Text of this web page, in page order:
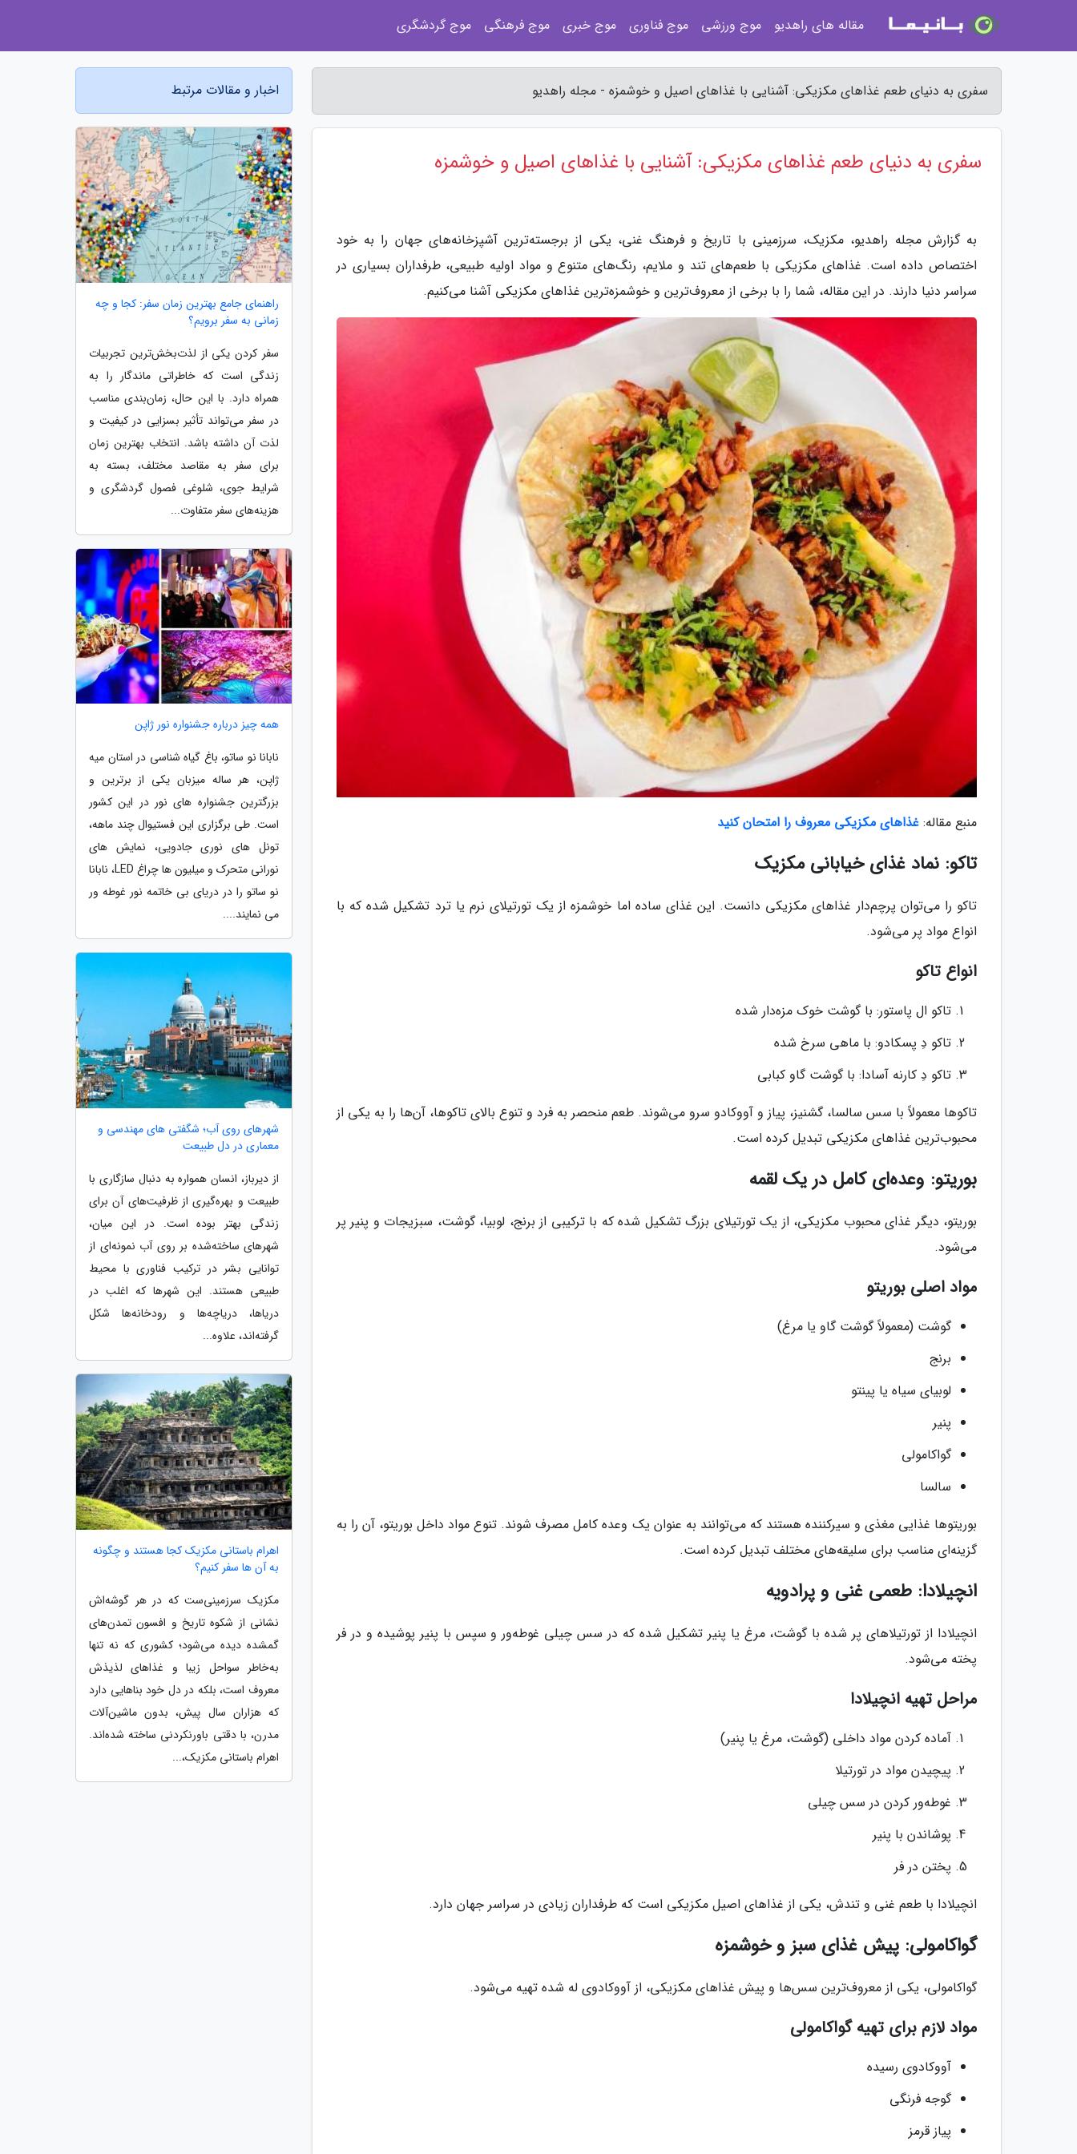
سفری به دنیای طعم غذاهای مکزیکی: آشنایی با غذاهای اصیل و خوشمزه - مجله راهدیو
سفری به دنیای طعم غذاهای مکزیکی: آشنایی با غذاهای اصیل و خوشمزه
به گزارش مجله راهدیو، مکزیک، سرزمینی با تاریخ و فرهنگ غنی، یکی از برجسته‌ترین آشپزخانه‌های جهان را به خود
اختصاص داده است. غذاهای مکزیکی با طعم‌های تند و ملایم، رنگ‌های متنوع و مواد اولیه طبیعی، طرفداران بسیاری در
سراسر دنیا دارند. در این مقاله، شما را با برخی از معروف‌ترین و خوشمزه‌ترین غذاهای مکزیکی آشنا می‌کنیم.
منبع مقاله: غذاهای مکزیکی معروف را امتحان کنید
تاکو: نماد غذای خیابانی مکزیک
تاکو را می‌توان پرچم‌دار غذاهای مکزیکی دانست. این غذای ساده اما خوشمزه از یک تورتیلای نرم یا ترد تشکیل شده که با
انواع مواد پر می‌شود.
انواع تاکو
تاکو ال پاستور: با گوشت خوک مزه‌دار شده
تاکو دِ پسکادو: با ماهی سرخ شده
تاکو دِ کارنه آسادا: با گوشت گاو کبابی
تاکوها معمولاً با سس سالسا، گشنیز، پیاز و آووکادو سرو می‌شوند. طعم منحصر به فرد و تنوع بالای تاکوها، آن‌ها را به یکی از
محبوب‌ترین غذاهای مکزیکی تبدیل کرده است.
بوریتو: وعده‌ای کامل در یک لقمه
بوریتو، دیگر غذای محبوب مکزیکی، از یک تورتیلای بزرگ تشکیل شده که با ترکیبی از برنج، لوبیا، گوشت، سبزیجات و پنیر پر
می‌شود.
مواد اصلی بوریتو
گوشت (معمولاً گوشت گاو یا مرغ)
برنج
لوبیای سیاه یا پینتو
پنیر
گواکامولی
سالسا
بوریتوها غذایی مغذی و سیرکننده هستند که می‌توانند به عنوان یک وعده کامل مصرف شوند. تنوع مواد داخل بوریتو، آن را به
گزینه‌ای مناسب برای سلیقه‌های مختلف تبدیل کرده است.
انچیلادا: طعمی غنی و پرادویه
انچیلادا از تورتیلاهای پر شده با گوشت، مرغ یا پنیر تشکیل شده که در سس چیلی غوطه‌ور و سپس با پنیر پوشیده و در فر
پخته می‌شود.
مراحل تهیه انچیلادا
آماده کردن مواد داخلی (گوشت، مرغ یا پنیر)
پیچیدن مواد در تورتیلا
غوطه‌ور کردن در سس چیلی
پوشاندن با پنیر
پختن در فر
انچیلادا با طعم غنی و تندش، یکی از غذاهای اصیل مکزیکی است که طرفداران زیادی در سراسر جهان دارد.
گواکامولی: پیش غذای سبز و خوشمزه
گواکامولی، یکی از معروف‌ترین سس‌ها و پیش غذاهای مکزیکی، از آووکادوی له شده تهیه می‌شود.
مواد لازم برای تهیه گواکامولی
آووکادوی رسیده
گوجه فرنگی
پیاز قرمز
اخبار و مقالات مرتبط
راهنمای جامع بهترین زمان سفر: کجا و چه
زمانی به سفر برویم؟
سفر کردن یکی از لذت‌بخش‌ترین تجربیات
زندگی است که خاطراتی ماندگار را به
همراه دارد. با این حال، زمان‌بندی مناسب
در سفر می‌تواند تأثیر بسزایی در کیفیت و
لذت آن داشته باشد. انتخاب بهترین زمان
برای سفر به مقاصد مختلف، بسته به
شرایط جوی، شلوغی فصول گردشگری و
هزینه‌های سفر متفاوت...
همه چیز درباره جشنواره نور ژاپن
نابانا نو ساتو، باغ گیاه شناسی در استان میه
ژاپن، هر ساله میزبان یکی از برترین و
بزرگترین جشنواره های نور در این کشور
است. طی برگزاری این فستیوال چند ماهه،
تونل های نوری جادویی، نمایش های
نورانی متحرک و میلیون ها چراغ LED، نابانا
نو ساتو را در دریای بی خاتمه نور غوطه ور
می نمایند....
شهرهای روی آب؛ شگفتی های مهندسی و
معماری در دل طبیعت
از دیرباز، انسان همواره به دنبال سازگاری با
طبیعت و بهره‌گیری از ظرفیت‌های آن برای
زندگی بهتر بوده است. در این میان،
شهرهای ساخته‌شده بر روی آب نمونه‌ای از
توانایی بشر در ترکیب فناوری با محیط
طبیعی هستند. این شهرها که اغلب در
دریاها، دریاچه‌ها و رودخانه‌ها شکل
گرفته‌اند، علاوه...
اهرام باستانی مکزیک کجا هستند و چگونه
به آن ها سفر کنیم؟
مکزیک سرزمینی‌ست که در هر گوشه‌اش
نشانی از شکوه تاریخ و افسون تمدن‌های
گمشده دیده می‌شود؛ کشوری که نه تنها
به‌خاطر سواحل زیبا و غذاهای لذیذش
معروف است، بلکه در دل خود بناهایی دارد
که هزاران سال پیش، بدون ماشین‌آلات
مدرن، با دقتی باورنکردنی ساخته شده‌اند.
اهرام باستانی مکزیک،...
مقاله های راهدیو موج ورزشی موج فناوری موج خبری موج فرهنگی موج گردشگری